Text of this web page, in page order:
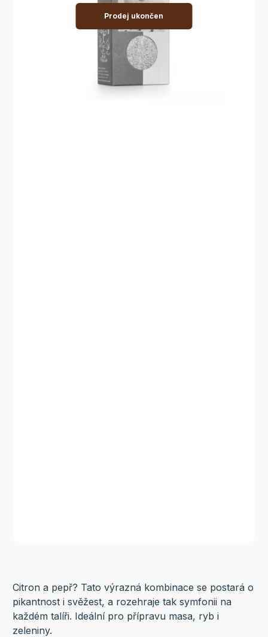
Prodej ukončen
Citron a pepř? Tato výrazná kombinace se postará o
pikantnost i svěžest, a rozehraje tak symfonii na
každém talíři. Ideální pro přípravu masa, ryb i
zeleniny.